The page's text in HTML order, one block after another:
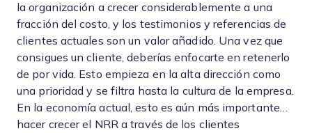
la organización a crecer considerablemente a una
fracción del costo, y los testimonios y referencias de
clientes actuales son un valor añadido. Una vez que
consigues un cliente, deberías enfocarte en retenerlo
de por vida. Esto empieza en la alta dirección como
una prioridad y se filtra hasta la cultura de la empresa.
En la economía actual, esto es aún más importante…
hacer crecer el NRR a través de los clientes